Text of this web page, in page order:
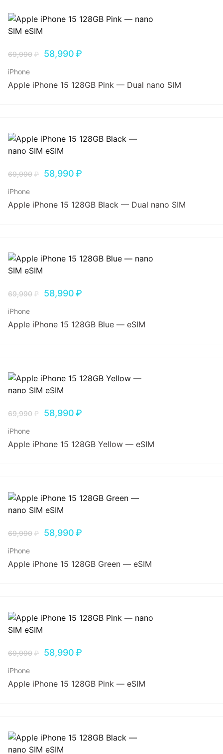
69,990₽ 58,990₽
iPhone
Apple iPhone 15 128GB Pink — Dual nano SIM
69,990₽ 58,990₽
iPhone
Apple iPhone 15 128GB Black — Dual nano SIM
69,990₽ 58,990₽
iPhone
Apple iPhone 15 128GB Blue — eSIM
69,990₽ 58,990₽
iPhone
Apple iPhone 15 128GB Yellow — eSIM
69,990₽ 58,990₽
iPhone
Apple iPhone 15 128GB Green — eSIM
69,990₽ 58,990₽
iPhone
Apple iPhone 15 128GB Pink — eSIM